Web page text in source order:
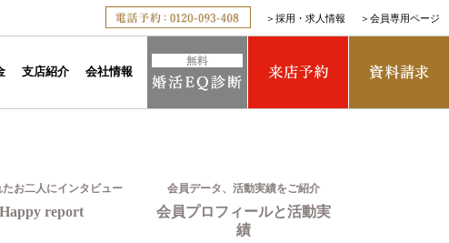
＞ 採用・求人情報 ＞ 会員専用ページ
支店紹介 会社情報
たお二人にインタビュー
Happy report
会員データ、活動実績をご紹介
会員プロフィールと活動実
績